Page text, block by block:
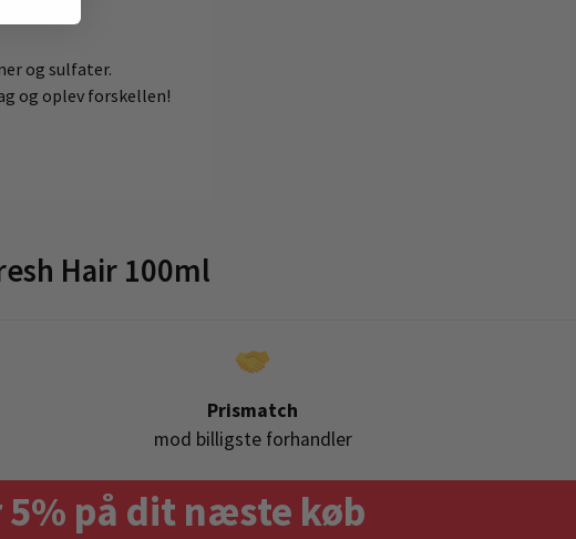
og sulfater.
og oplev forskellen!
Hair 100ml
Prismatch
mod billigste forhandler
på dit næste køb